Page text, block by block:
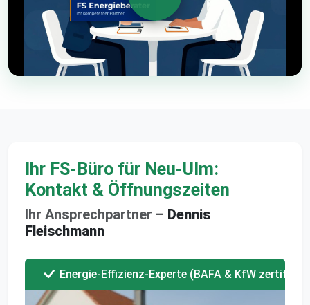
Ihr FS-Büro für Neu-Ulm:
Kontakt & Öffnungszeiten
Ihr Ansprechpartner – Dennis
Fleischmann
Energie-Effizienz-Experte (BAFA & KfW